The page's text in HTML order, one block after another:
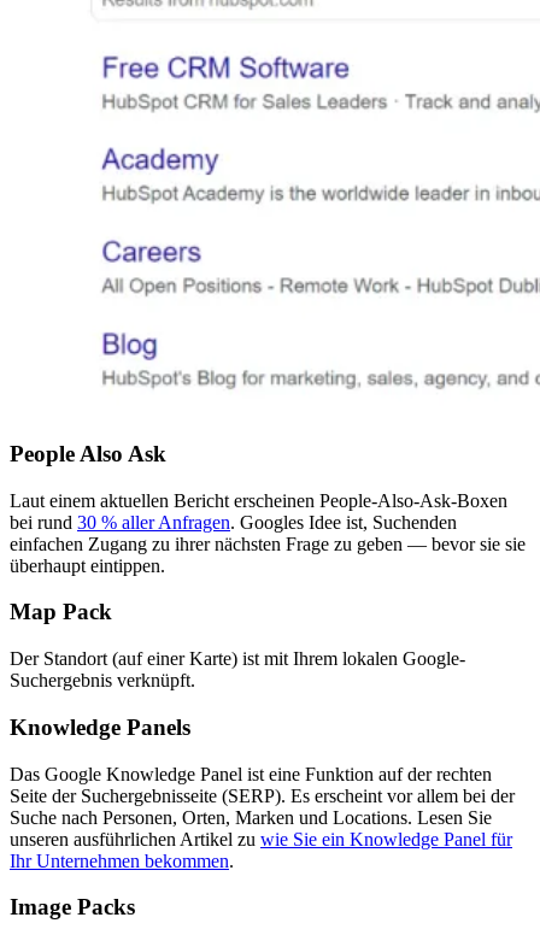
People Also Ask
Laut einem aktuellen Bericht erscheinen People-Also-Ask-Boxen
bei rund 30 % aller Anfragen. Googles Idee ist, Suchenden
einfachen Zugang zu ihrer nächsten Frage zu geben — bevor sie sie
überhaupt eintippen.
Map Pack
Der Standort (auf einer Karte) ist mit Ihrem lokalen Google-
Suchergebnis verknüpft.
Knowledge Panels
Das Google Knowledge Panel ist eine Funktion auf der rechten
Seite der Suchergebnisseite (SERP). Es erscheint vor allem bei der
Suche nach Personen, Orten, Marken und Locations. Lesen Sie
unseren ausführlichen Artikel zu wie Sie ein Knowledge Panel für
Ihr Unternehmen bekommen.
Image Packs